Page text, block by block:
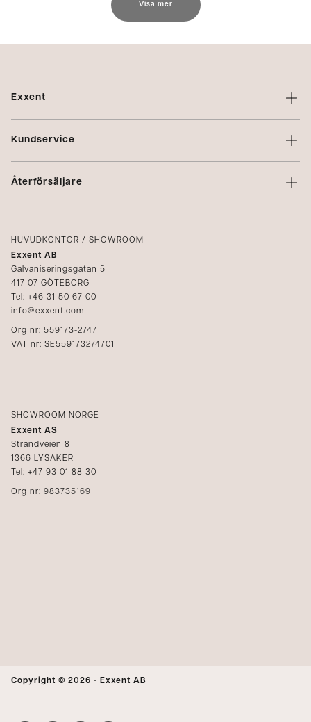
Visa mer
Exxent
Om Exxent
Profilering
Integritetspolicy
Kundservice
Kontakta oss
Återförsäljare
Kataloger
Mediabank
Bli återförsäljare
HUVUDKONTOR / SHOWROOM
Exxent AB
Galvaniseringsgatan 5
417 07 GÖTEBORG
Tel: +46 31 50 67 00
info@exxent.com
Org nr: 559173-2747
VAT nr: SE559173274701
SHOWROOM NORGE
Exxent AS
Strandveien 8
1366 LYSAKER
Tel: +47 93 01 88 30
Org nr: 983735169
Copyright © 2026 - Exxent AB